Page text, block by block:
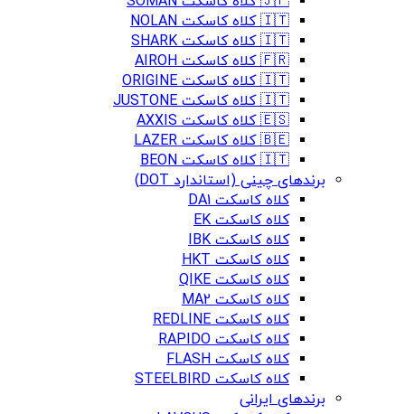
🇮🇹 کلاه کاسکت NOLAN
🇮🇹 کلاه کاسکت SHARK
🇫🇷 کلاه کاسکت AIROH
🇮🇹 کلاه کاسکت ORIGINE
🇮🇹 کلاه کاسکت JUSTONE
🇪🇸 کلاه کاسکت AXXIS
🇧🇪 کلاه کاسکت LAZER
🇮🇹 کلاه کاسکت BEON
برندهای چینی (استاندارد DOT)
کلاه کاسکت DA1
کلاه کاسکت EK
کلاه کاسکت IBK
کلاه کاسکت HKT
کلاه کاسکت QIKE
کلاه کاسکت MA2
کلاه کاسکت REDLINE
کلاه کاسکت RAPIDO
کلاه کاسکت FLASH
کلاه کاسکت STEELBIRD
برندهای ایرانی